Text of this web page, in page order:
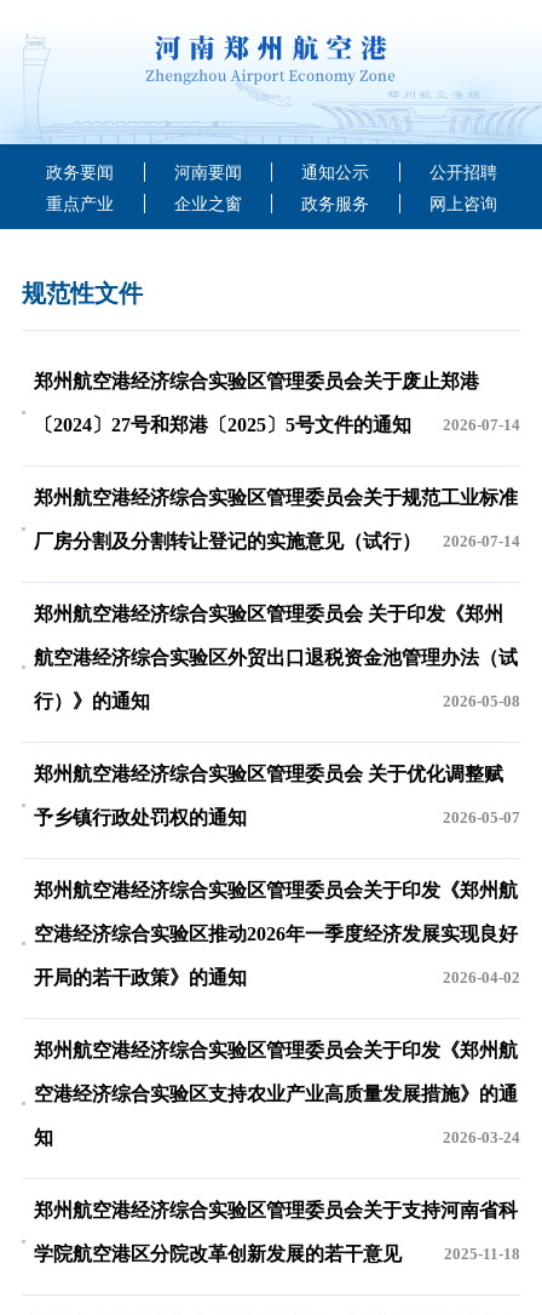
政务要闻 河南要闻 通知公示
公开招聘
重点产业
企业之窗 政务服务 网上咨询
规范性文件
郑州航空港经济综合实验区管理委员会关于废止郑港
〔2024〕27号和郑港〔2025〕5号文件的通知 2026-07-14
郑州航空港经济综合实验区管理委员会关于规范工业标准
厂房分割及分割转让登记的实施意见（试行） 2026-07-14
郑州航空港经济综合实验区管理委员会 关于印发《郑州
航空港经济综合实验区外贸出口退税资金池管理办法（试
行）》的通知 2026-05-08
郑州航空港经济综合实验区管理委员会 关于优化调整赋
予乡镇行政处罚权的通知 2026-05-07
郑州航空港经济综合实验区管理委员会关于印发《郑州航
空港经济综合实验区推动2026年一季度经济发展实现良好
开局的若干政策》的通知 2026-04-02
郑州航空港经济综合实验区管理委员会关于印发《郑州航
空港经济综合实验区支持农业产业高质量发展措施》的通
知 2026-03-24
郑州航空港经济综合实验区管理委员会关于支持河南省科
学院航空港区分院改革创新发展的若干意见 2025-11-18